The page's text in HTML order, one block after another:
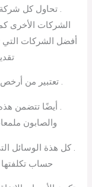
. تحاول كل
الشركات الأخرى
أفضل الشركات
. تعتبير من أرخص
. أيضًا تتضمن
والصابون
. كل هذة الوسائل
حساب